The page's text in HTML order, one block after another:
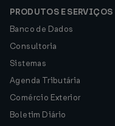
PRODUTOS E SERVIÇOS
Banco de Dados
Consultoria
Sistemas
Agenda Tributária
Comércio Exterior
Boletim Diário